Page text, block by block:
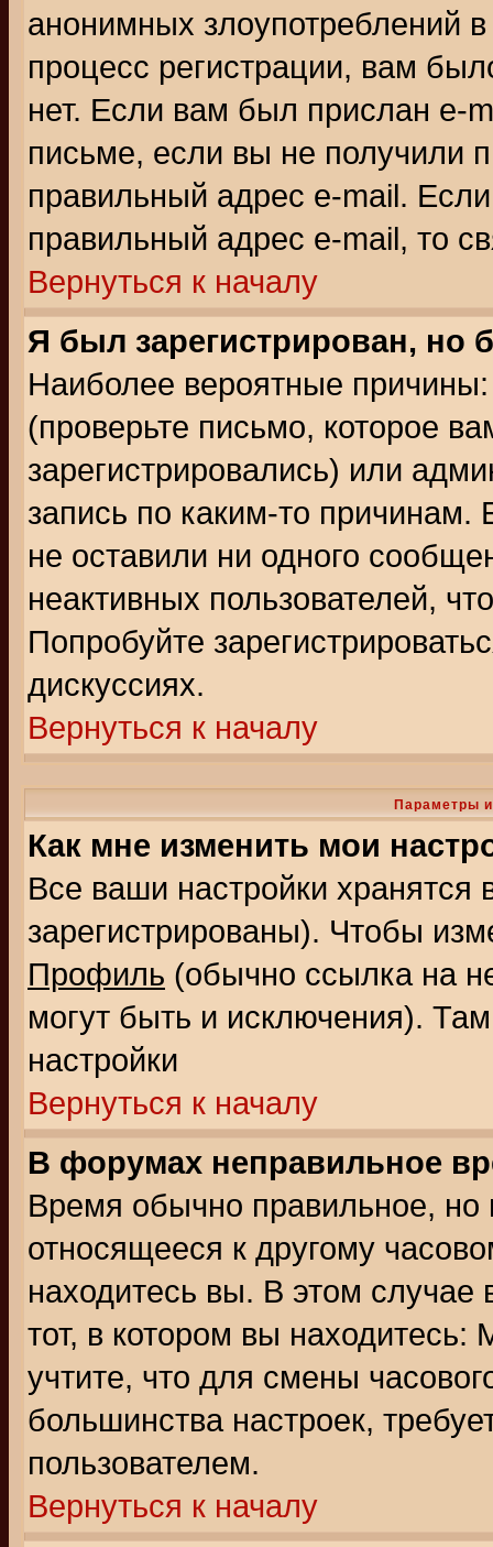
анонимных злоупотреблений
процесс регистрации, вам
нет. Если вам был прислан e-
письме, если вы не получили
правильный адрес e-mail.
правильный адрес e-mail, то
Вернуться к началу
Я был зарегистрирован, но
Наиболее вероятные
(проверьте письмо, которое
зарегистрировались) или
запись по каким-то
не оставили ни одного
неактивных пользователей,
Попробуйте
дискуссиях.
Вернуться к началу
Параметры
Как мне изменить мои
Все ваши настройки
зарегистрированы). Чтобы
Профиль (обычно ссылка на
могут быть и исключения).
настройки
Вернуться к началу
В форумах неправильное
Время обычно правильное,
относящееся к другому
находитесь вы. В этом
тот, в котором вы
учтите, что для смены
большинства настроек,
пользователем.
Вернуться к началу